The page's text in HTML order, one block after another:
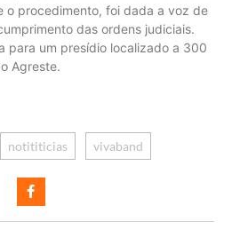
o procedimento, foi dada a voz de
das ordens judiciais.
para um presídio localizado a 300
Agreste.
notititicias vivaband